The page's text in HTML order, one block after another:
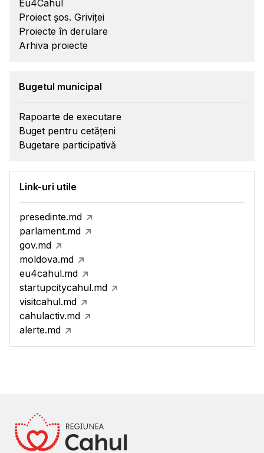
Eu4Cahul
Proiect șos. Griviței
Proiecte în derulare
Arhiva proiecte
Bugetul municipal
Rapoarte de executare
Buget pentru cetățeni
Bugetare participativă
Link-uri utile
presedinte.md
parlament.md
gov.md
moldova.md
eu4cahul.md
startupcitycahul.md
visitcahul.md
cahulactiv.md
alerte.md